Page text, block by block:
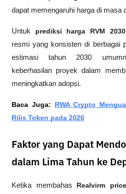
dapat memengaruhi harga di masa
Untuk prediksi harga RVM 2030
resmi yang konsisten di berbagai
estimasi tahun 2030
keberhasilan proyek dalam
meningkatkan adopsi.
Baca Juga: RWA Crypto
Rilis Token pada 2026
Faktor yang Dapat
dalam Lima Tahun ke
Ketika membahas Realvirm